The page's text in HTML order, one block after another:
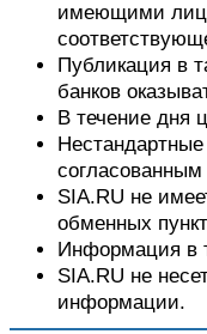
имеющими
Публикация в
банков
В течение дня
SIA.RU не
обменных
Информация в
SIA.RU не
информации.